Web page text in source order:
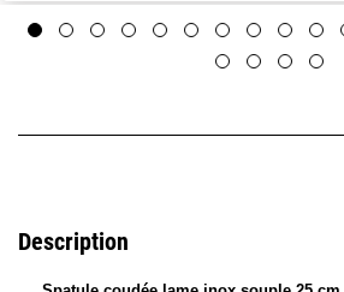
Description